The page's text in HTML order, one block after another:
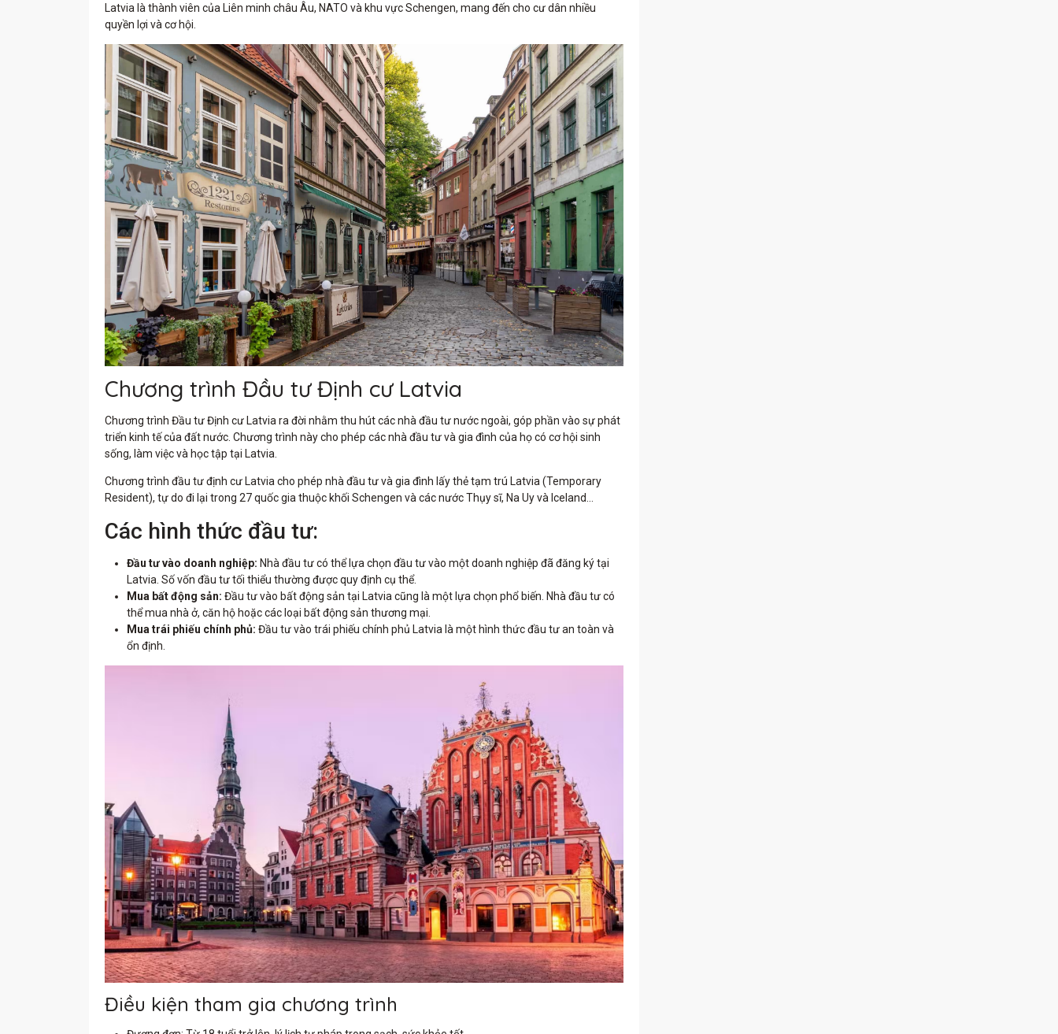
Latvia là thành viên của Liên minh châu Âu, NATO và khu vực Schengen, mang đến cho cư dân nhiều
quyền lợi và cơ hội.
Chương trình Đầu tư Định cư Latvia
Chương trình Đầu tư Định cư Latvia ra đời nhằm thu hút các nhà đầu tư nước ngoài, góp phần vào sự phát
triển kinh tế của đất nước. Chương trình này cho phép các nhà đầu tư và gia đình của họ có cơ hội sinh
sống, làm việc và học tập tại Latvia.
Chương trình đầu tư định cư Latvia cho phép nhà đầu tư và gia đình lấy thẻ tạm trú Latvia (Temporary
Resident), tự do đi lại trong 27 quốc gia thuộc khối Schengen và các nước Thụy sĩ, Na Uy và Iceland…
Các hình thức đầu tư:
Đầu tư vào doanh nghiệp: Nhà đầu tư có thể lựa chọn đầu tư vào một doanh nghiệp đã đăng ký tại
Latvia. Số vốn đầu tư tối thiểu thường được quy định cụ thể.
Mua bất động sản: Đầu tư vào bất động sản tại Latvia cũng là một lựa chọn phổ biến. Nhà đầu tư có
thể mua nhà ở, căn hộ hoặc các loại bất động sản thương mại.
Mua trái phiếu chính phủ: Đầu tư vào trái phiếu chính phủ Latvia là một hình thức đầu tư an toàn và
ổn định.
Điều kiện tham gia chương trình